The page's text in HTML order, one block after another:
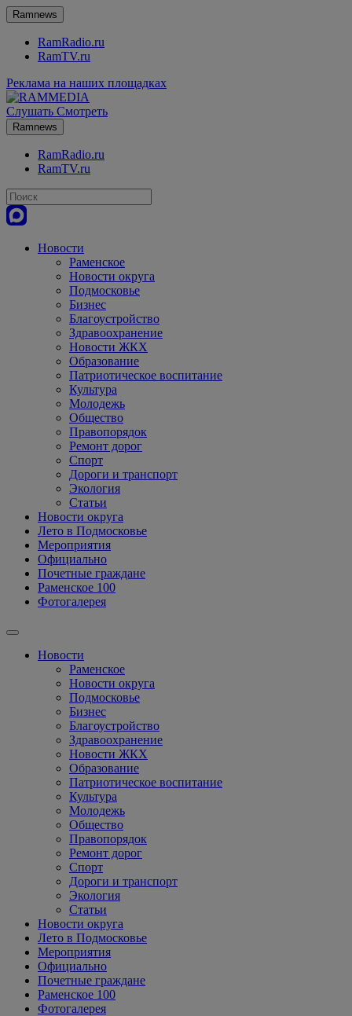
Ramnews
RamRadio.ru
RamTV.ru
Реклама на наших площадках
Слушать Смотреть
Ramnews
RamRadio.ru
RamTV.ru
Новости
Раменское
Новости округа
Подмосковье
Бизнес
Благоустройство
Здравоохранение
Новости ЖКХ
Образование
Патриотическое воспитание
Культура
Молодежь
Общество
Правопорядок
Ремонт дорог
Спорт
Дороги и транспорт
Экология
Статьи
Новости округа
Лето в Подмосковье
Мероприятия
Официально
Почетные граждане
Раменское 100
Фотогалерея
Новости
Раменское
Новости округа
Подмосковье
Бизнес
Благоустройство
Здравоохранение
Новости ЖКХ
Образование
Патриотическое воспитание
Культура
Молодежь
Общество
Правопорядок
Ремонт дорог
Спорт
Дороги и транспорт
Экология
Статьи
Новости округа
Лето в Подмосковье
Мероприятия
Официально
Почетные граждане
Раменское 100
Фотогалерея